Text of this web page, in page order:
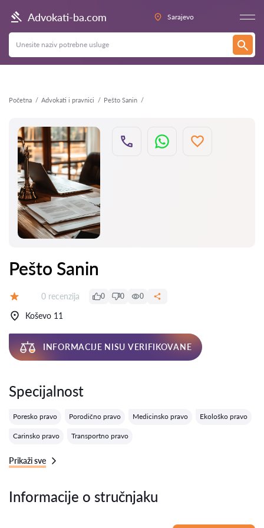
Advokati-ba.com Sarajevo
Početna Advokati i pravnici Pešto Sanin
Nazad
Pešto Sanin
Recenzija:
0 recenzija 0 0 0
Koševo 11
INFORMACIJE NISU VERIFIKOVANE
Specijalnost
Poresko pravo Porodično pravo Medicinsko pravo Ekološko pravo
Carinsko pravo Transportno pravo
Prikaži sve
Informacije o stručnjaku